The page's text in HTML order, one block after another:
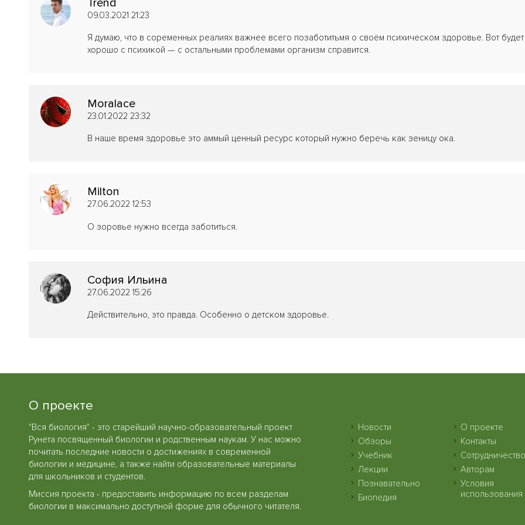
Trend
09.03.2021 21:23
Я думаю, что в соременных реалиях важнее всего позаботитьмя о своём психическом здоровье. Вот
хорошо с психикой — с остальными проблемами организм справится.
Moralace
23.01.2022 23:32
В наше время здоровье это аммый ценный ресурс который нужно беречь как зеницу ока.
Milton
27.06.2022 12:53
О зоровье нужно всегда заботиться.
София Ильина
27.06.2022 15:26
Действительно, это правда. Особенно о детском здоровье.
О проекте
"Вся биология" - это старейший научно-образовательный проект
Рунета посвященный биологии и родственным наукам. У нас можно
почитать последние новости о достижениях в современной
биологии и медицине, а также найти образовательные материалы
для школьников и студентов.
Миссия проекта - предоставить информацию по всем разделам
биологии в максимально доступной форме для обычного читателя.
Новости
Обзоры
Учебник
Лекции
Познавательно
Биопедия
О проекте
Контакты
Сотрудничество
Авторам
Условия
использования